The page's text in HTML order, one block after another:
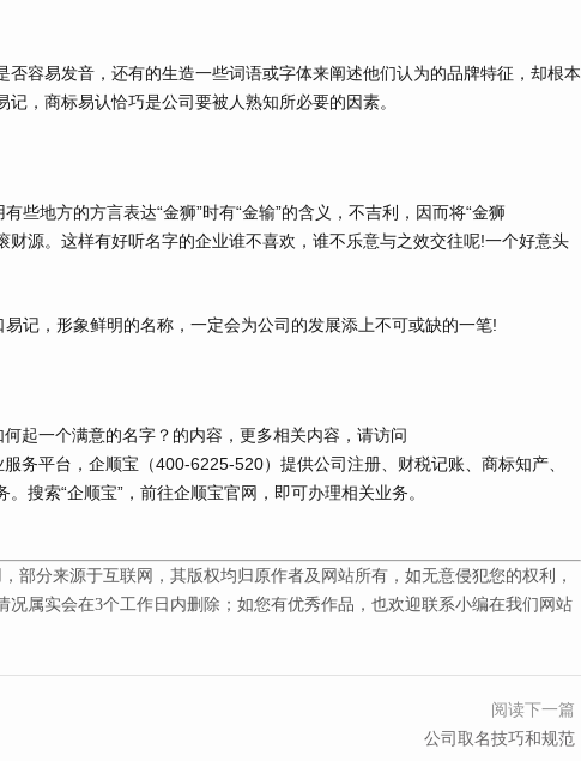
容易发音，还有的生造一些词语或字体来阐述他们认为的品牌特征，却根本
，商标易认恰巧是公司要被人熟知所必要的因素。
地方的方言表达“金狮”时有“金输”的含义，不吉利，因而将“金狮
财源。这样有好听名字的企业谁不喜欢，谁不乐意与之效交往呢!一个好意头
记，形象鲜明的名称，一定会为公司的发展添上不可或缺的一笔!
起一个满意的名字？的内容，更多相关内容，请访问
务平台，企顺宝（400-6225-520）提供公司注册、财税记账、商标知产、
搜索“企顺宝”，前往企顺宝官网，即可办理相关业务。
分来源于互联网，其版权均归原作者及网站所有，如无意侵犯您的权利，
况属实会在3个工作日内删除；如您有优秀作品，也欢迎联系小编在我们网站
阅读下一篇
公司取名技巧和规范